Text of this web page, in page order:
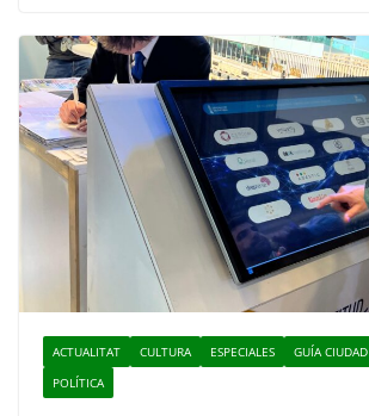
ACTUALITAT CULTURA ESPECIALES GUÍA CIUDAD
POLÍTICA